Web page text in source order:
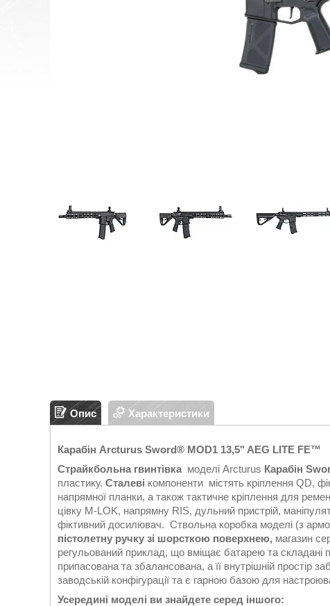
Опис Характеристики
Карабін Arcturus Sword® MOD1 13,5" AEG LITE FE™
Страйкбольна гвинтівка моделі Arcturus Карабін
пластику. Сталеві компоненти містять кріплення QD,
напрямної планки, а також тактичне кріплення для
цівку M-LOK, напрямну RIS, дульний пристрій,
фіктивний досилювач. Ствольна коробка моделі (з
пістолетну ручку зі шорсткою поверхнею, магазин
регульований приклад, що вміщає батарею та складані
припасована та збалансована, а її внутрішній простір
заводській конфігурації та є гарною базою для
Усередині моделі ви знайдете серед іншого: